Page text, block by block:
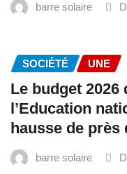
barre solaire
SOCIÉTÉ UNE
Le budget
l’Education
hausse de près
barre solaire